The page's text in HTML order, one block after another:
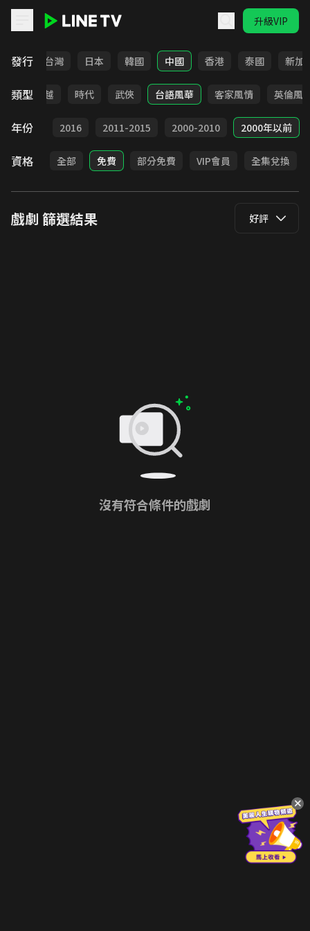
升級VIP
發行
全部 台灣 日本 韓國 中國 香港 泰國 新加
類型
俠 穿越 時代 武俠 台語風華 客家風情 英倫風
年份
2017 2016 2011-2015 2000-2010 2000年以前
資格 全部 免費 部分免費 VIP會員 全集兌換
戲劇 篩選結果 好評
沒有符合條件的戲劇